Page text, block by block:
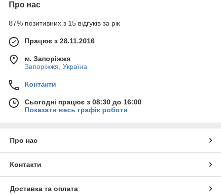
Про нас
87% позитивних з 15 відгуків за рік
Працює з 28.11.2016
м. Запоріжжя
Запоріжжя, Україна
Контакти
Сьогодні працює з 08:30 до 16:00
Показати весь графік роботи
Про нас
Контакти
Доставка та оплата